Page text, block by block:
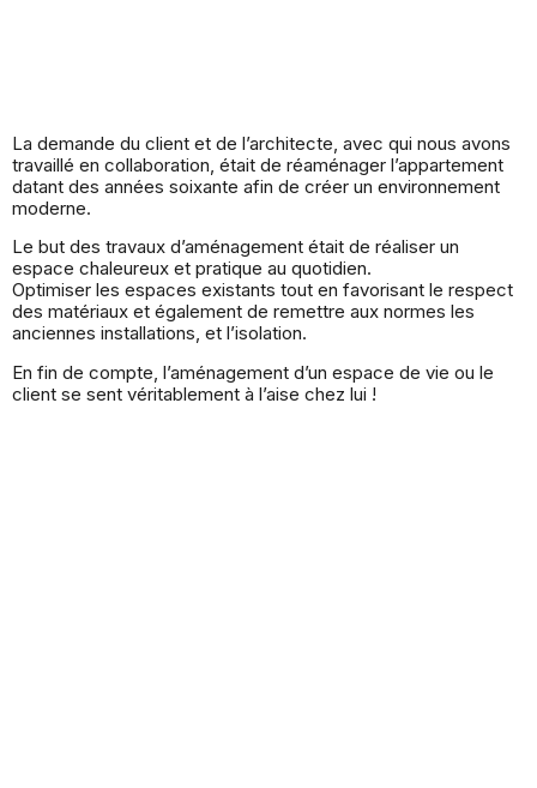
La demande du client et de l’architecte, avec qui nous avons
travaillé en collaboration, était de réaménager l’appartement
datant des années soixante afin de créer un environnement
moderne.
Le but des travaux d’aménagement était de réaliser un
espace chaleureux et pratique au quotidien.
Optimiser les espaces existants tout en favorisant le respect
des matériaux et également de remettre aux normes les
anciennes installations, et l’isolation.
En fin de compte, l’aménagement d’un espace de vie ou le
client se sent véritablement à l’aise chez lui !